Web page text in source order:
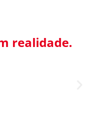
realidade.